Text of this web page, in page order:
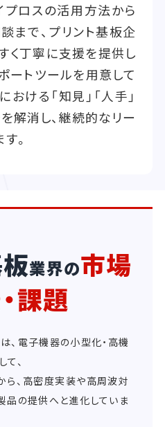
プロスの活用方法から
まで、プリント基板企
く丁寧に支援を提供し
ートツールを用意して
おける「知見」「人手」
解消し、継続的なリー
。
業界の市場
課題
、電子機器の小型化・高機
、
、高密度実装や高周波対
の提供へと進化していま